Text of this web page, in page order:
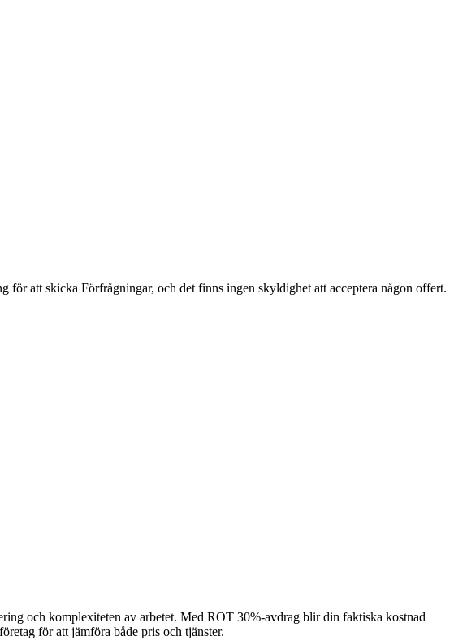
för att skicka Förfrågningar, och det finns ingen skyldighet att acceptera någon offert.
och komplexiteten av arbetet. Med ROT 30%-avdrag blir din faktiska kostnad
för att jämföra både pris och tjänster.